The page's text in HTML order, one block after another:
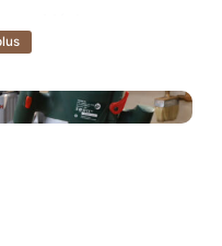
fonctionnel, sûr et
tirer le meilleur parti de
ou votre budget.
vos projets. Vous